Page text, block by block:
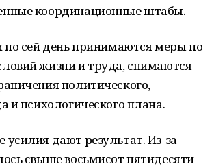
координационные штабы.
по сей день принимаются меры по
жизни и труда, снимаются
политического,
и психологического плана.
дают результат. Из-за
свыше восьмисот пятидесяти